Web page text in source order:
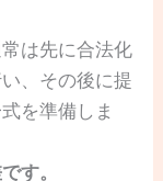
は先に合法化
、その後に提
を準備しま
す。